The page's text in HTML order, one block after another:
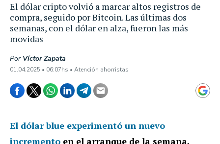
El dólar cripto volvió a marcar altos registros de
compra, seguido por Bitcoin. Las últimas dos
semanas, con el dólar en alza, fueron las más
movidas
Por Víctor Zapata
01.04.2025 • 06:07hs • Atención ahorristas
El dólar blue experimentó un nuevo
incremento en el arranque de la semana,